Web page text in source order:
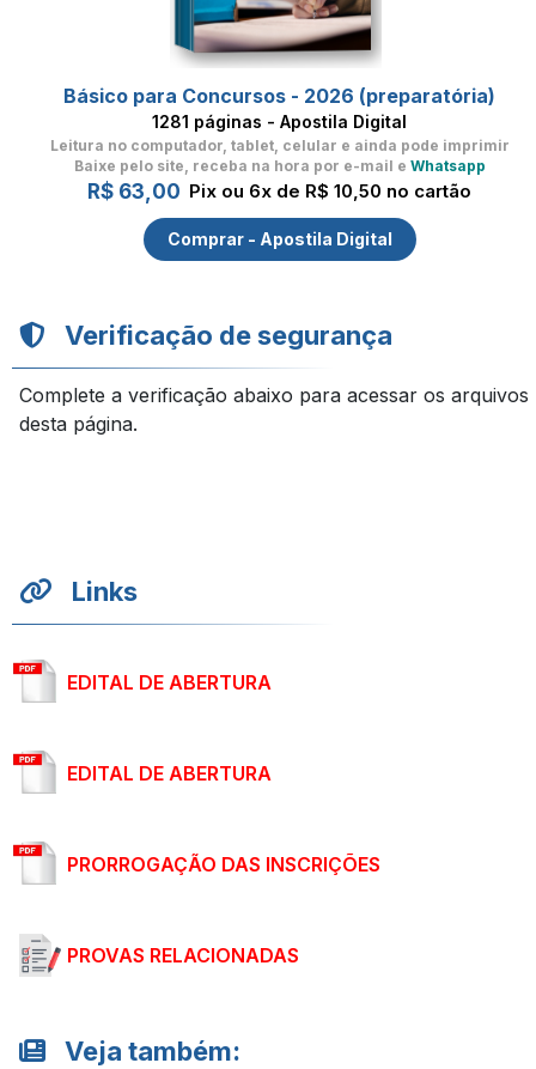
Básico para Concursos - 2026 (preparatória)
1281 páginas - Apostila Digital
Leitura no computador, tablet, celular e ainda pode imprimir
Baixe pelo site, receba na hora por e-mail e Whatsapp
R$ 63,00 Pix ou 6x de R$ 10,50 no cartão
Comprar - Apostila Digital
Verificação de segurança
Complete a verificação abaixo para acessar os arquivos
desta página.
Links
EDITAL DE ABERTURA
EDITAL DE ABERTURA
PRORROGAÇÃO DAS INSCRIÇÕES
PROVAS RELACIONADAS
Veja também: